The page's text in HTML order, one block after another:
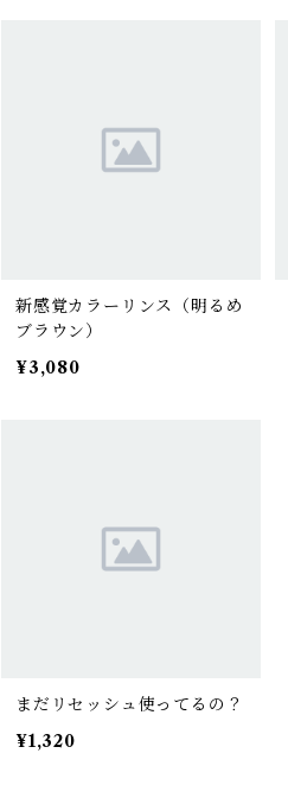
新感覚カラーリンス（明るめ
ブラウン）
¥3,080
まだリセッシュ使ってるの？
¥1,320